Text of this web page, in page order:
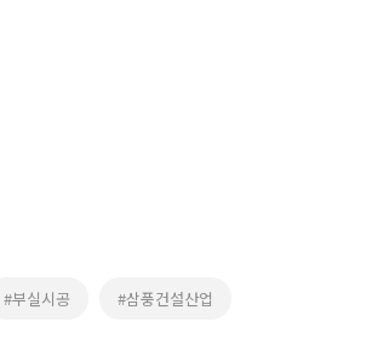
#부실시공 #삼풍건설산업